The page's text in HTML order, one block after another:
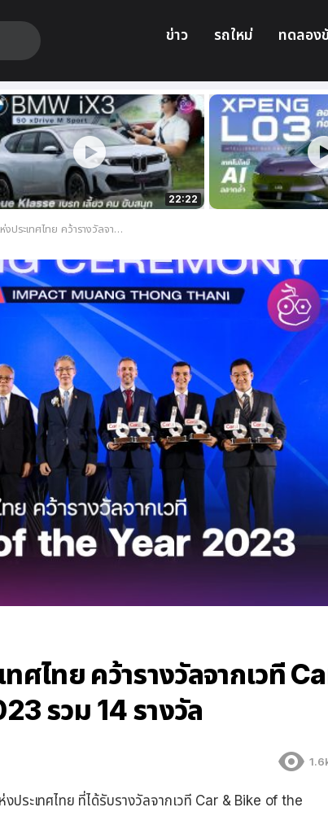
ข่าว รถใหม่ ทดลอง
22:22
วัลจากเวที Car & Bike of the Year 2023 รวม 14 รางวัล
ศไทย คว้ารางวัลจากเวที
รวม 14 รางวัล
ประเทศไทย ที่ได้รับรางวัลจากเวที Car & Bike of the